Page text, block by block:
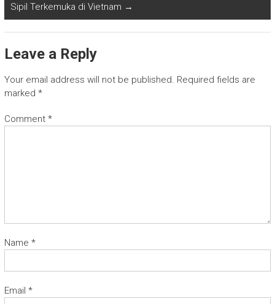
Sipil Terkemuka di Vietnam →
Leave a Reply
Your email address will not be published. Required fields are
marked *
Comment *
Name *
Email *